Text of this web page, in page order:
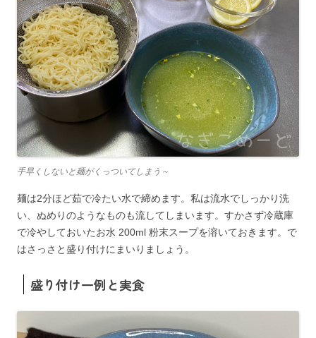
手早くしないと麺がくっついてしまう～
麺は2分ほど茹で冷たい水で締めます。私は流水でしっかり洗
い、ぬめりのようなものも流してしまいます。すかさず冷蔵庫
で冷やしておいたお水 200ml 粉末スープを溶いておきます。で
はさっさと盛り付けにまいりましょう。
盛り付け一例と実食